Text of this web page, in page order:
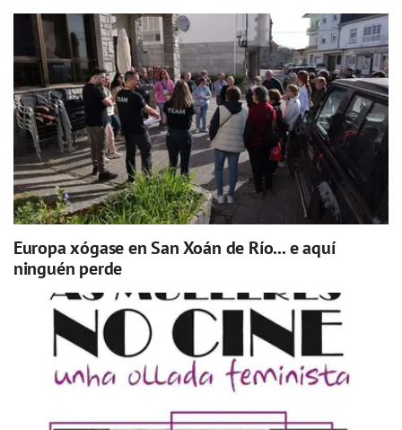
Europa xógase en San Xoán de Río... e aquí
ninguén perde